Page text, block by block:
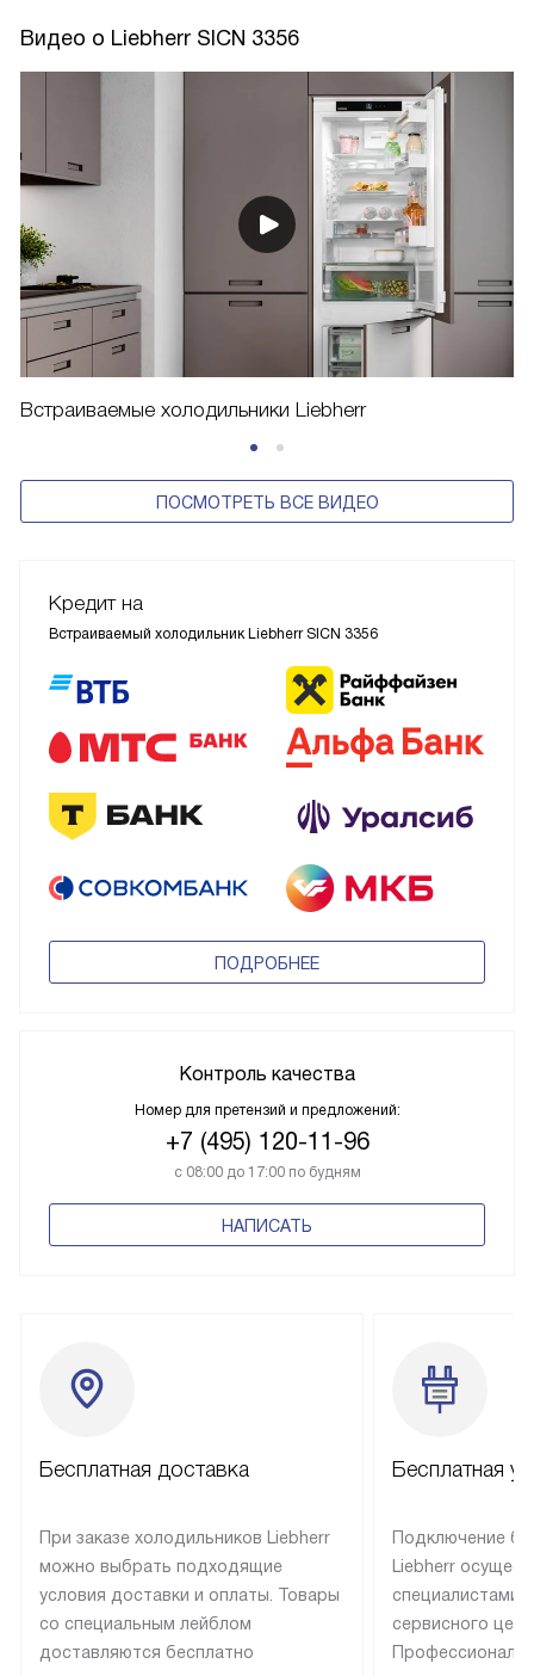
Видео о Liebherr SICN 3356
Встраиваемые холодильники Liebherr
ПОСМОТРЕТЬ ВСЕ ВИДЕО
Кредит на
Встраиваемый холодильник Liebherr SICN 3356
ПОДРОБНЕЕ
Контроль качества
Номер для претензий и предложений:
+7 (495) 120-11-96
с 08:00 до 17:00 по будням
НАПИСАТЬ
Бесплатная доставка
При заказе холодильников Liebherr
можно выбрать подходящие
условия доставки и оплаты. Товары
со специальным лейблом
доставляются бесплатно
Бесплатная
Подключение
Liebherr
специалистами
сервисного